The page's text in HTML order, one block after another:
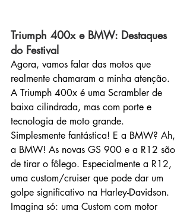
Triumph 400x e BMW: Destaques
do Festival
Agora, vamos falar das motos que
realmente chamaram a minha atenção.
A Triumph 400x é uma Scrambler de
baixa cilindrada, mas com porte e
tecnologia de moto grande.
Simplesmente fantástica! E a BMW? Ah,
a BMW! As novas GS 900 e a R12 são
de tirar o fôlego. Especialmente a R12,
uma custom/cruiser que pode dar um
golpe significativo na Harley-Davidson.
Imagina só: uma Custom com motor